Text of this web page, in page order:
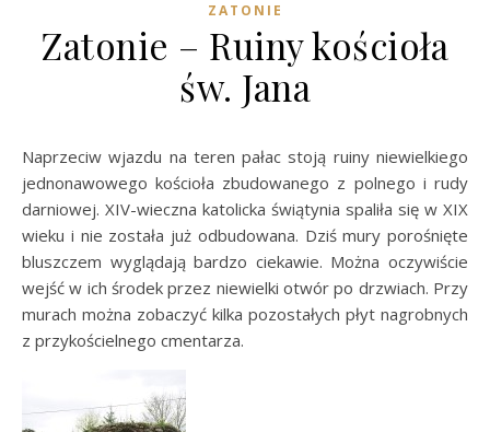
ZATONIE
Zatonie – Ruiny kościoła
św. Jana
Naprzeciw wjazdu na teren pałac stoją ruiny niewielkiego
jednonawowego kościoła zbudowanego z polnego i rudy
darniowej. XIV-wieczna katolicka świątynia spaliła się w XIX
wieku i nie została już odbudowana. Dziś mury porośnięte
bluszczem wyglądają bardzo ciekawie. Można oczywiście
wejść w ich środek przez niewielki otwór po drzwiach. Przy
murach można zobaczyć kilka pozostałych płyt nagrobnych
z przykościelnego cmentarza.